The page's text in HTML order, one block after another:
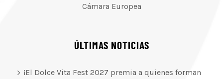
Cámara Europea
ÚLTIMAS NOTICIAS
¡El Dolce Vita Fest 2027 premia a quienes forman